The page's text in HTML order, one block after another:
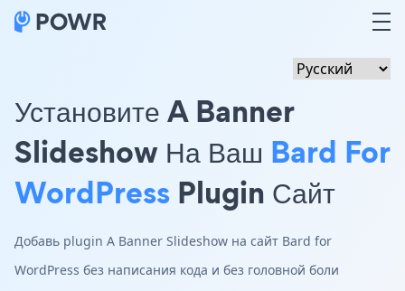
Установите A Banner
Slideshow На Ваш Bard For
WordPress Plugin Сайт
Добавь plugin A Banner Slideshow на сайт Bard for
WordPress без написания кода и без головной боли